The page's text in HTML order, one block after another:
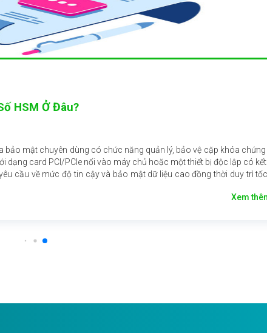
HSM Ở Đâu?
bảo mật chuyên dùng có chức năng quản lý, bảo vệ cặp khóa
dạng card PCI/PCIe nối vào máy chủ hoặc một thiết bị độc lập có
cầu về mức độ tin cậy và bảo mật dữ liệu cao đồng thời duy trì tốc
Xem